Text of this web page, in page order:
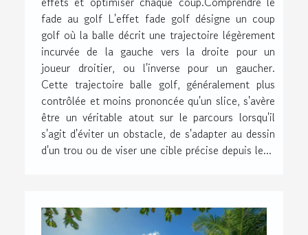
fade au golf L'effet fade golf désigne un coup
golf où la balle décrit une trajectoire légèrement
incurvée de la gauche vers la droite pour un
joueur droitier, ou l'inverse pour un gaucher.
Cette trajectoire balle golf, généralement plus
contrôlée et moins prononcée qu'un slice, s'avère
être un véritable atout sur le parcours lorsqu'il
s'agit d'éviter un obstacle, de s'adapter au dessin
d'un trou ou de viser une cible précise depuis le...